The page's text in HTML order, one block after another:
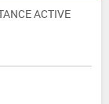
ACTIVE